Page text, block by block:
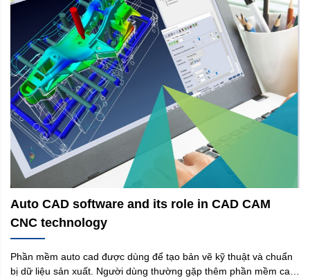
Auto CAD software and its role in CAD CAM
CNC technology
Phần mềm auto cad được dùng để tạo bản vẽ kỹ thuật và chuẩn
bị dữ liệu sản xuất. Người dùng thường gặp thêm phần mềm cad,